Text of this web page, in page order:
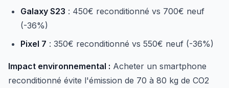
Galaxy S23 : 450€ reconditionné vs 700€ neuf
(-36%)
Pixel 7 : 350€ reconditionné vs 550€ neuf (-36%)
Impact environnemental : Acheter un smartphone
reconditionné évite l'émission de 70 à 80 kg de CO2